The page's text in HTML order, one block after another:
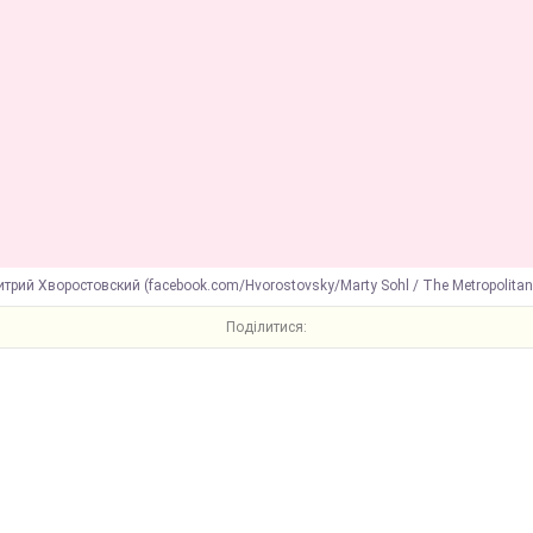
Хворостовский (facebook.com/Hvorostovsky/Marty Sohl / The Metropolitan
Поділитися: